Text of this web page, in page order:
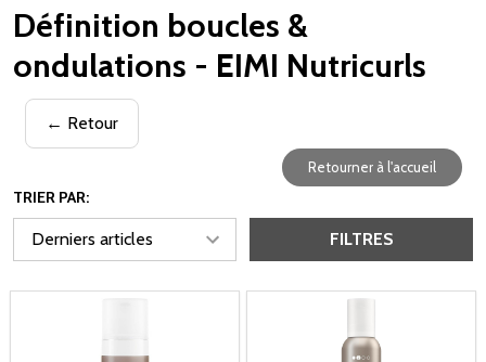
Définition boucles &
ondulations - EIMI Nutricurls
← Retour
Retourner à l'accueil
TRIER PAR:
FILTRES